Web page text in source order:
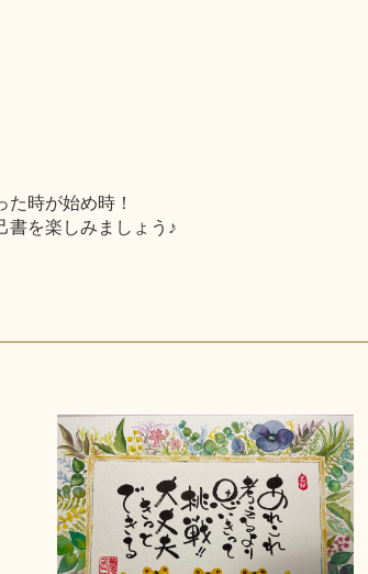
時が始め時！
書を楽しみましょう♪